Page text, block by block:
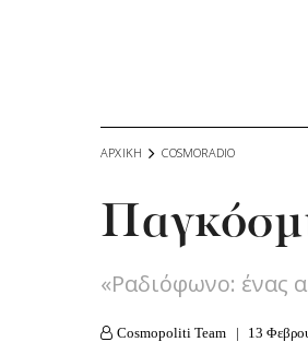
ΑΡΧΙΚΗ COSMORADIO
«Ραδιόφωνο: ένας
Cosmopoliti Team 13